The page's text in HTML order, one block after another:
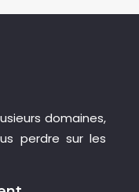
domaines,
perdre sur les